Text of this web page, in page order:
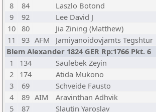
8
84 Laszlo Botond
9
92 Lee David J
10 80 Jia Zining (Matthew)
11
93 AFM Jamiyanoidovjamts Tegshtur
Blem Alexander 1824 GER Rp:1766 Pkt. 6
1
134 Saulebek Zeyin
2
174 Atida Mukono
3
69 Schveide Fausto
4
89 AIM Aravinthan Adhvik
5
87 Slautin Yaroslav